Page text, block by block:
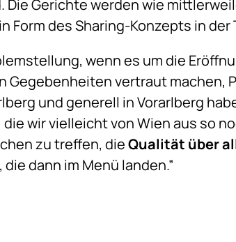
Die Gerichte werden wie
Form des Sharing-Konzepts in
wenn es um die
Gegebenheiten vertraut machen,
und generell in Vorarlberg
wir vielleicht von Wien aus so
zu treffen, dieQualität über
dann im Menü landen.”